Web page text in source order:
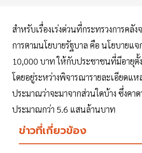
สำหรับเรื่องเร่งด่วนที่กระทรวงการคลัง
การตามนโยบายรัฐบาล คือ นโยบายแ
10,000 บาท ให้กับประชาชนที่มีอายุ
โดยอยู่ระหว่างพิจารณารายละเอียดแห
ประมาณว่าจะมาจากส่วนใดบ้าง ซึ่งคาด
ประมาณกว่า 5.6 แสนล้านบาท
ข่าวที่เกี่ยวข้อง